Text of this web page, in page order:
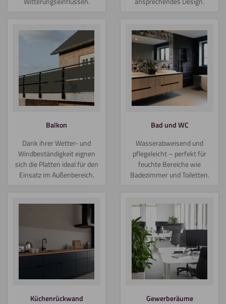
Balkon
Dank ihrer Wetter- und
Windbeständigkeit eignen
sich die Platten ideal für den
Einsatz im Außenbereich.
Bad und WC
Wasserabweisend und
pflegeleicht – perfekt für
feuchte Bereiche wie
Badezimmer und Toiletten.
Küchenrückwand
Gewerberäume